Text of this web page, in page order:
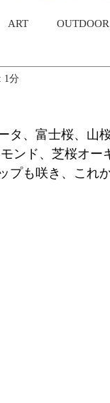
ART
1分
タ、富士桜、山
ンド、芝桜オー
プも咲き、これ